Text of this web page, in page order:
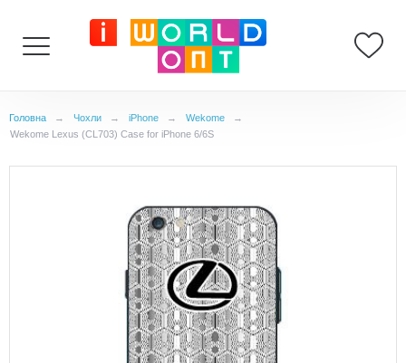
Головна → Чохли → iPhone → Wekome
→
Wekome Lexus (CL703) Case for iPhone 6/6S